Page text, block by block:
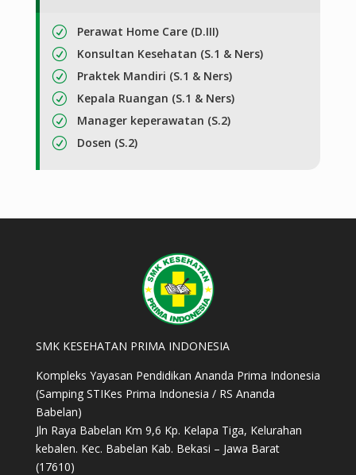
R Perawat Home Care (D.III)
R Konsultan Kesehatan (S.1 & Ners)
R Praktek Mandiri (S.1 & Ners)
R Kepala Ruangan (S.1 & Ners)
R Manager keperawatan (S.2)
R Dosen (S.2)
SMK KESEHATAN PRIMA INDONESIA
Kompleks Yayasan Pendidikan Ananda Prima Indonesia
(Samping STIKes Prima Indonesia / RS Ananda
Babelan)
Jln Raya Babelan Km 9,6 Kp. Kelapa Tiga, Kelurahan
kebalen. Kec. Babelan Kab. Bekasi – Jawa Barat
(17610)